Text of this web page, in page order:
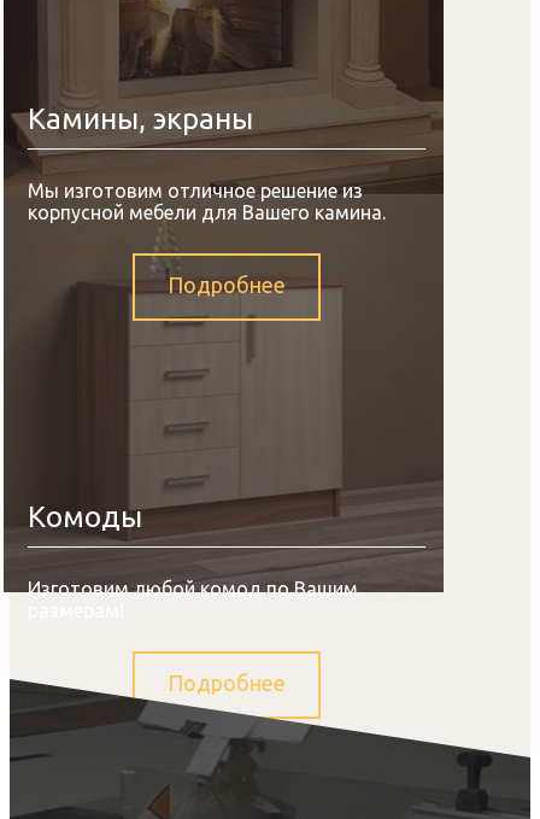
Камины, экраны
Мы изготовим отличное решение из
корпусной мебели для Вашего камина.
Подробнее
Комоды
Изготовим любой комод по Вашим
Подробнее